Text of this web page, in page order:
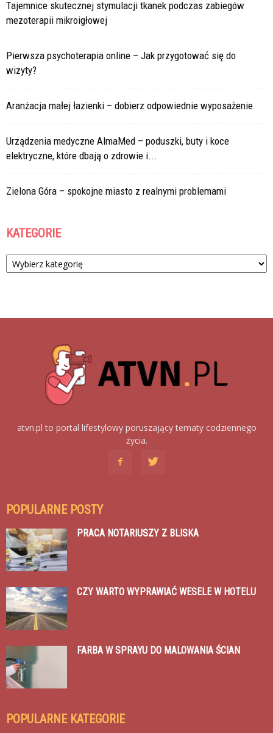
Tajemnice skutecznej stymulacji tkanek podczas zabiegów
mezoterapii mikroigłowej
Pierwsza psychoterapia online – Jak przygotować się do
wizyty?
Aranżacja małej łazienki – dobierz odpowiednie wyposażenie
Urządzenia medyczne AlmaMed – poduszki, buty i koce
elektryczne, które dbają o zdrowie i...
Zielona Góra – spokojne miasto z realnymi problemami
KATEGORIE
Kategorie
atvn.pl to portal lifestylowy poruszający tematy codziennego
życia.
POPULARNE POSTY
PRACA NOTARIUSZY Z BLISKA
CZY WARTO WYPRAWIAĆ WESELE W HOTELU
FARBA W SPRAYU DO MALOWANIA ŚCIAN
POPULARNE KATEGORIE